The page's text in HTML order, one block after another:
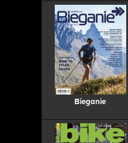
Bieganie